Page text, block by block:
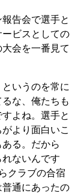
告会で選手と
ビスとしての
会を一番見て
いうのを常に
な、俺たちも
よね。選手と
より面白いこ
る。だから
ないんです
クラブの合宿
通にあったの